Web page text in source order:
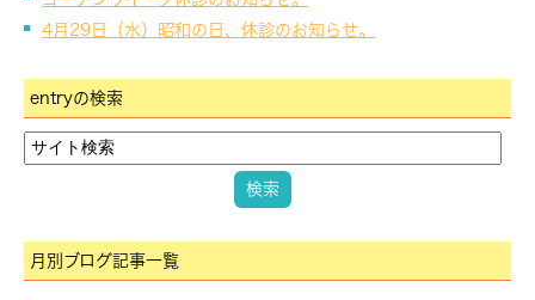
4月29日（水）昭和の日、休診のお知らせ。
entryの検索
月別ブログ記事一覧